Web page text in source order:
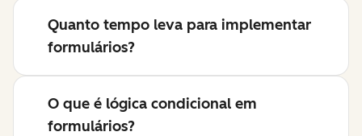
Quanto tempo leva para implementar
formulários?
O que é lógica condicional em
formulários?